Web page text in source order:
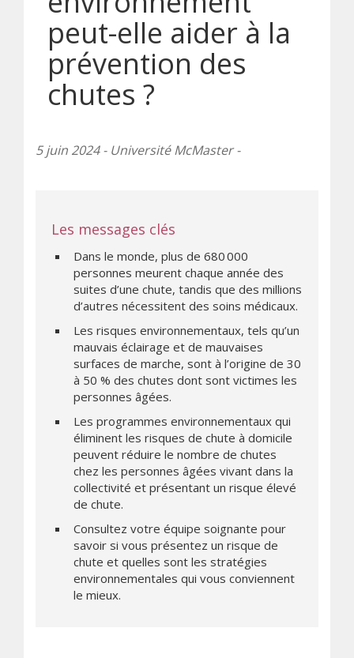
peut-elle aider à la
prévention des
chutes ?
5 juin 2024 - Université McMaster -
Les messages clés
Dans le monde, plus de 680 000
personnes meurent chaque année des
suites d’une chute, tandis que des millions
d’autres nécessitent des soins médicaux.
Les risques environnementaux, tels qu’un
mauvais éclairage et de mauvaises
surfaces de marche, sont à l’origine de 30
à 50 % des chutes dont sont victimes les
personnes âgées.
Les programmes environnementaux qui
éliminent les risques de chute à domicile
peuvent réduire le nombre de chutes
chez les personnes âgées vivant dans la
collectivité et présentant un risque élevé
de chute.
Consultez votre équipe soignante pour
savoir si vous présentez un risque de
chute et quelles sont les stratégies
environnementales qui vous conviennent
le mieux.